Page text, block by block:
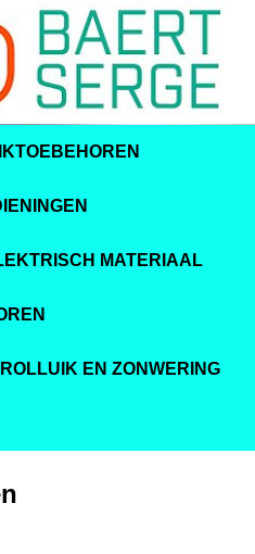
MATERIAAL
EN ZONWERING